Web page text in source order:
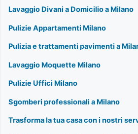
Lavaggio Divani a Domicilio a Milano
Pulizie Appartamenti Milano
Pulizia e trattamenti pavimenti a
Lavaggio Moquette Milano
Pulizie Uffici Milano
Sgomberi professionali a Milano
Trasforma la tua casa con i nostri